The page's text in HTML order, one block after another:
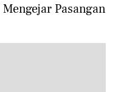
Pasangan